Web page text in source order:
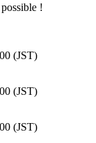
!
(JST)
(JST)
(JST)